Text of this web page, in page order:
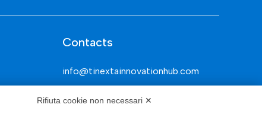
Contacts
info@tinextainnovationhub.com
+39 0522 733711
Rifiuta cookie non necessari ✕